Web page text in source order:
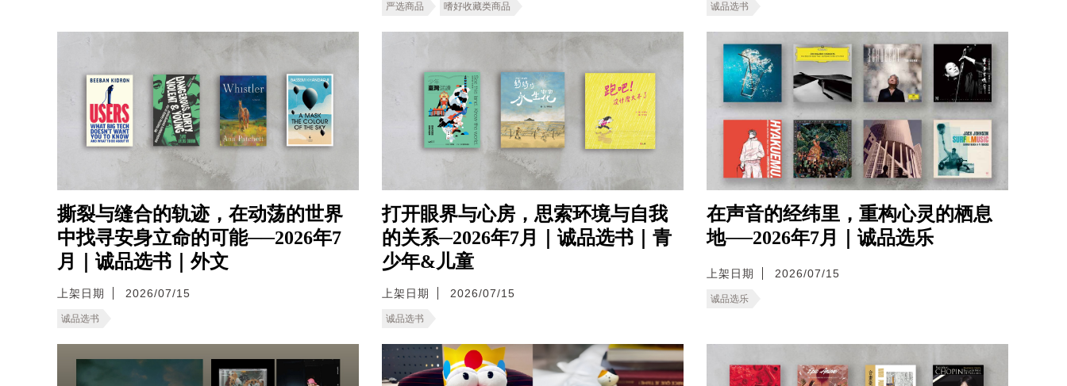
严选商品 嗜好收藏类商品 诚品选书
撕裂与缝合的轨迹，在动荡的世界
中找寻安身立命的可能──2026年7
月｜诚品选书｜外文
上架日期 2026/07/15
诚品选书
打开眼界与心房，思索环境与自我
的关系─2026年7月｜诚品选书｜青
少年&儿童
上架日期 2026/07/15
诚品选书
在声音的经纬里，重构心灵的栖息
地──2026年7月｜诚品选乐
上架日期 2026/07/15
诚品选乐